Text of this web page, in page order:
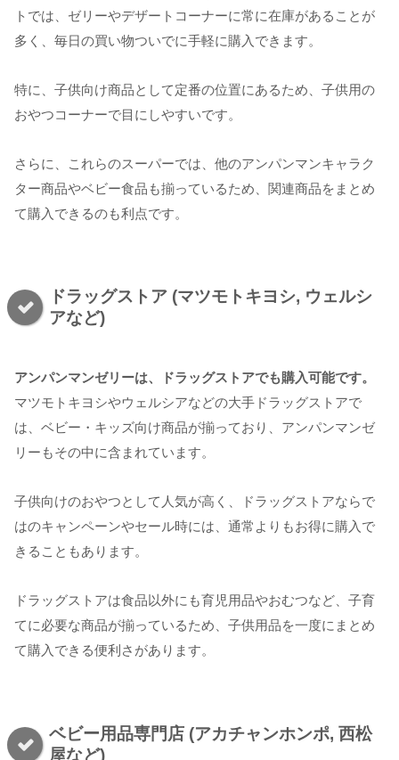
トでは、ゼリーやデザートコーナーに常に在庫があることが
多く、毎日の買い物ついでに手軽に購入できます。
特に、子供向け商品として定番の位置にあるため、子供用の
おやつコーナーで目にしやすいです。
さらに、これらのスーパーでは、他のアンパンマンキャラク
ター商品やベビー食品も揃っているため、関連商品をまとめ
て購入できるのも利点です。
ドラッグストア (マツモトキヨシ, ウェルシ
アなど)
アンパンマンゼリーは、ドラッグストアでも購入可能です。
マツモトキヨシやウェルシアなどの大手ドラッグストアで
は、ベビー・キッズ向け商品が揃っており、アンパンマンゼ
リーもその中に含まれています。
子供向けのおやつとして人気が高く、ドラッグストアならで
はのキャンペーンやセール時には、通常よりもお得に購入で
きることもあります。
ドラッグストアは食品以外にも育児用品やおむつなど、子育
てに必要な商品が揃っているため、子供用品を一度にまとめ
て購入できる便利さがあります。
ベビー用品専門店 (アカチャンホンポ, 西松
屋など)